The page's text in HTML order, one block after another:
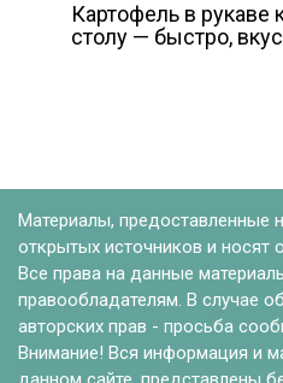
Картофель в рукаве
столу — быстро,
Материалы, предоставленные
открытых источников и носят
Все права на данные
правообладателям. В случае
авторских прав - просьба
Внимание! Вся информация и